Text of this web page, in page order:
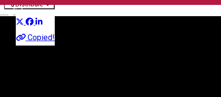
English
Distribuie
Copied!
Community